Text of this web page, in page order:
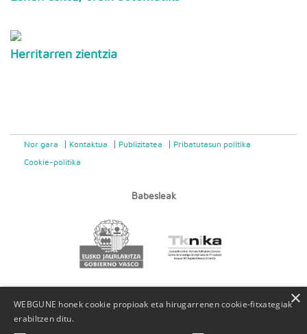
Herritarren zientzia
Nor gara Kontaktua Publizitatea Pribatutasun politika
Cookie-politika
Babesleak
WEBGUNE honek cookie propioak eta hirugarrenen cookie-fitxategiak
erabiltzen ditu.
×